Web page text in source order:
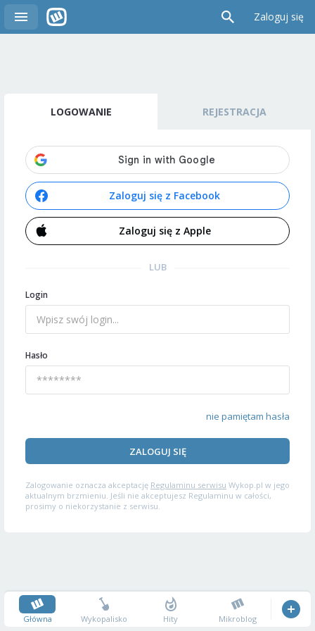
Zaloguj się
LOGOWANIE REJESTRACJA
Zaloguj się z Facebook
Zaloguj się z Apple
LUB
Login
Hasło
nie pamiętam hasła
ZALOGUJ SIĘ
Zalogowanie oznacza akceptację Regulaminu serwisu Wykop.pl w jego
aktualnym brzmieniu. Jeśli nie akceptujesz Regulaminu w całości,
prosimy o niekorzystanie z serwisu.
Główna Wykopalisko Hity Mikroblog